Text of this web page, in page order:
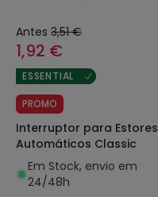
Antes 3,51 €
1,92 €
ESSENTIAL
PROMO
Interruptor para Estores
Automáticos Classic
Em Stock, envio em
24/48h